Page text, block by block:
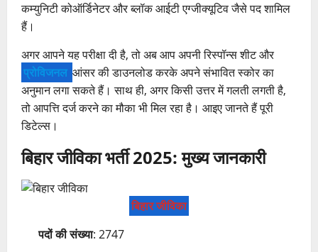
कम्युनिटी कोऑर्डिनेटर और ब्लॉक आईटी एग्जीक्यूटिव जैसे पद शामिल
हैं।
अगर आपने यह परीक्षा दी है, तो अब आप अपनी रिस्पॉन्स शीट और
प्रोविजनल आंसर की डाउनलोड करके अपने संभावित स्कोर का
अनुमान लगा सकते हैं। साथ ही, अगर किसी उत्तर में गलती लगती है,
तो आपत्ति दर्ज करने का मौका भी मिल रहा है। आइए जानते हैं पूरी
डिटेल्स।
बिहार जीविका भर्ती 2025: मुख्य जानकारी
बिहार जीविका
पदों की संख्या: 2747